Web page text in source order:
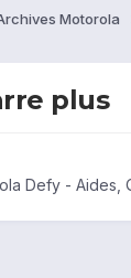
Motorola
plus
Defy - Aides,